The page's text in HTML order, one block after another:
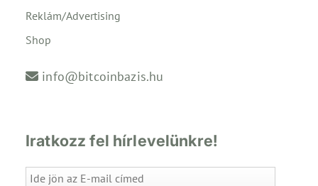
Reklám/Advertising
Shop
info@bitcoinbazis.hu
Iratkozz fel hírlevelünkre!